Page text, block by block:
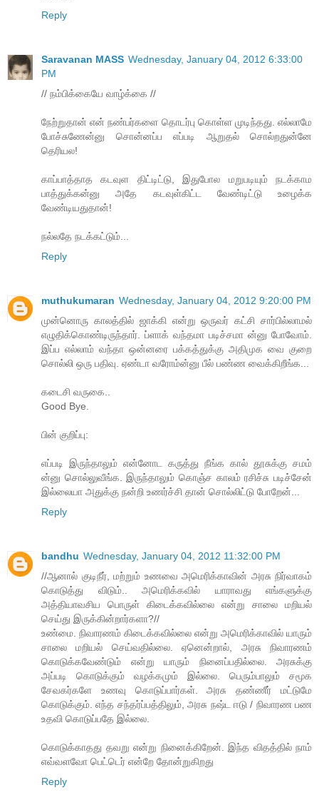
Reply
Saravanan MASS Wednesday, January 04, 2012 6:33:00
PM
// நம்பிக்கையே வாழ்க்கை //
நேற்றுதான் என் நண்பர்களை தொடர்பு கொள்ள முடிந்தது. எல்லாமே
போச்சுணேன்னு சொன்னப்ப எப்படி ஆறுதல் சொல்றதுன்னே
தெரியல!
காப்பாத்தாத கடவுள திட்டிட்டு, இதுபோல மறுபடியும் நடக்காம
பாத்துக்கன்னு அதே கடவுள்கிட்ட‌ வேண்டிட்டு உழைக்க
வேண்டியதுதான்!
நல்லதே நடக்கட்டும்...
Reply
muthukumaran Wednesday, January 04, 2012 9:20:00 PM
முன்னொரு காலத்தில் ஜாக்கி என்று ஒருவர் கட்சி சார்பில்லாமல்
எழுதிக்கொண்டிருந்தார். ப்ளாக் வந்தமா படிச்சமா ன்னு போவோம்.
இப்ப எல்லாம் வந்தா ஒன்னரை பக்கத்துக்கு அதிமுக வை குறை
சொல்லி ஒரு பதிவு. ஏண்டா வரோம்ன்னு பீல் பண்ண வைக்கிறீங்க...
கடைசி வருகை..
Good Bye.
பின் குறிப்பு:
எப்படி இருந்தாலும் என்னோட கருத்து நீங்க கால் தூசுக்கு சமம்
ன்னு சொல்லுவீங்க. இருந்தாலும் கொஞ்ச காலம் ரசிச்சு படிச்சேன்
இல்லையா அதுக்கு நன்றி உணர்ச்சி தான் சொல்லிட்டு போறேன்...
Reply
bandhu Wednesday, January 04, 2012 11:32:00 PM
//ஆனால் குடிநீர், மற்றும் உணவை அமெரிக்காவின் அரசு நிர்வாகம்
கொடுத்து விடும்.. அமெரிக்கவில் யாராவது எங்களுக்கு
அத்தியாவசிய பொருள் கிடைக்கவில்லை என்று சாலை மறியல்
செய்து இருக்கின்றார்களா?//
உண்மை. நிவாரணம் கிடைக்கவில்லை என்று அமெரிக்காவில் யாரும்
சாலை மறியல் செய்வதில்லை. ஏனென்றால், அரசு நிவாரணம்
கொடுக்கவேண்டும் என்று யாரும் நினைப்பதில்லை. அரசுக்கு
அப்படி கொடுக்கும் வழக்கமும் இல்லை. பெரும்பாலும் சமூக
சேவகர்களே உணவு கொடுப்பார்கள். அரசு தண்ணீர் மட்டுமே
கொடுக்கும். எந்த சந்தர்ப்பத்திலும், அரசு நஷ்ட ஈடு / நிவாரண பண
உதவி கொடுப்பதே இல்லை.
கொடுக்காதது தவறு என்று நினைக்கிறேன். இந்த விதத்தில் நாம்
எவ்வளவோ பெட்டெர் என்றே தோன்றுகிறது
Reply